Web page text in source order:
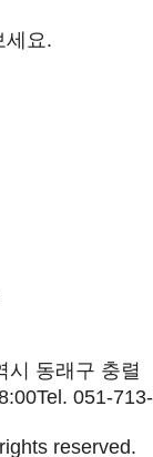
세요.
시 동래구 충렬
Tel. 051-713-
reserved.